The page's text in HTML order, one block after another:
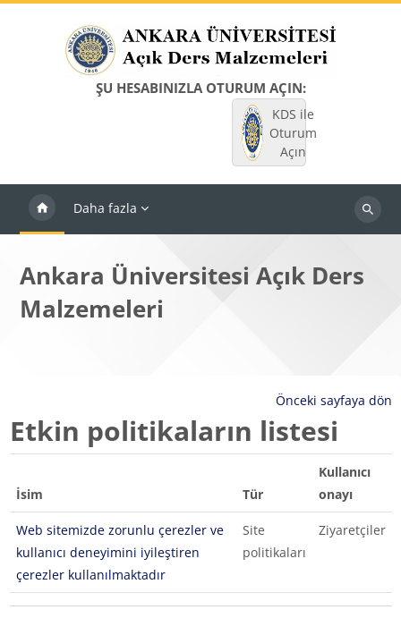
ŞU HESABINIZLA OTURUM AÇIN:
KDS ile
Oturum
Açın
Daha fazla
Dersleri
Ankara Üniversitesi Açık Ders
Malzemeleri
Önceki sayfaya dön
Etkin politikaların listesi
İsim Tür
Kullanıcı
onayı
Web sitemizde zorunlu çerezler ve
kullanıcı deneyimini iyileştiren
çerezler kullanılmaktadır
Site
politikaları
Ziyaretçiler